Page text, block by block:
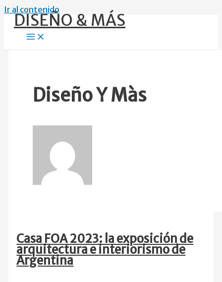
Ir al contenido
DISEÑO & MÁS
Diseño Y Màs
Casa FOA 2023: la exposición de
arquitectura e interiorismo de
Argentina